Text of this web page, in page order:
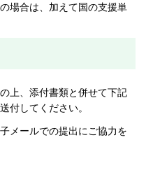
場合は、加えて国の支援単
上、添付書類と併せて下記
付してください。
メールでの提出にご協力を